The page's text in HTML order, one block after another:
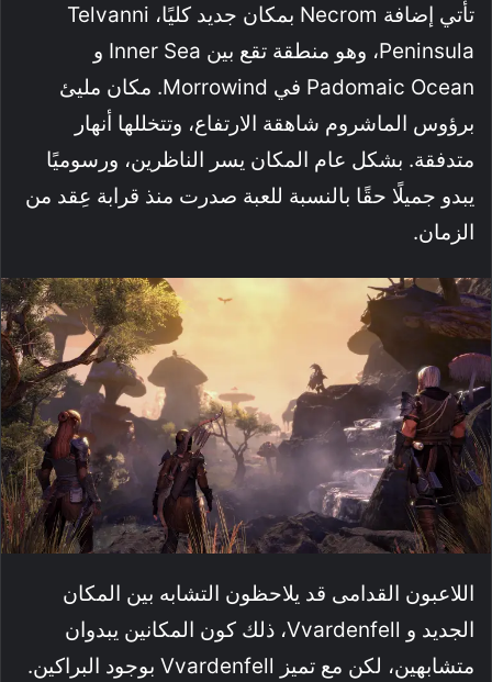
تأتي إضافة Necrom بمكان جديد كليًا، Telvanni
Peninsula، وهو منطقة تقع بين Inner Sea و
Padomaic Ocean في Morrowind. مكان مليئ
برؤوس الماشروم شاهقة الارتفاع، وتتخللها أنهار
متدفقة. بشكل عام المكان يسر الناظرين، ورسوميًا
يبدو جميلًا حقًا بالنسبة للعبة صدرت منذ قرابة عِقد من
الزمان.
اللاعبون القدامى قد يلاحظون التشابه بين المكان
الجديد و Vvardenfell، ذلك كون المكانين يبدوان
متشابهين، لكن مع تميز Vvardenfell بوجود البراكين.